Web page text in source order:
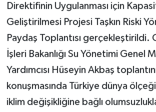
Direktifinin Uygulanması için
Geliştirilmesi Projesi Taşkın Riski
Paydaş Toplantısı gerçekleştirildi.
İşleri Bakanlığı Su Yönetimi Genel
Yardımcısı Hüseyin Akbaş
konuşmasında Türkiye dünya
iklim değişikliğine bağlı